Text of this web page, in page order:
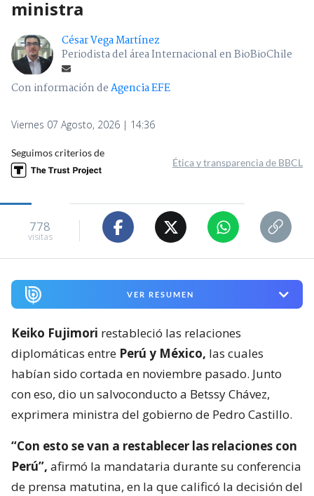
ministra
César Vega Martínez
Periodista del área Internacional en BioBioChile
Con información deAgencia EFE
Viernes 07 Agosto, 2026 | 14:36
Seguimos criterios de
Ética y transparencia de BBCL
778
visitas
VER RESUMEN
Keiko Fujimori restableció las relaciones
diplomáticas entre Perú y México, las cuales
habían sido cortada en noviembre pasado. Junto
con eso, dio un salvoconducto a Betssy Chávez,
exprimera ministra del gobierno de Pedro Castillo.
“Con esto se van a restablecer las relaciones con
Perú”, afirmó la mandataria durante su conferencia
de prensa matutina, en la que calificó la decisión del